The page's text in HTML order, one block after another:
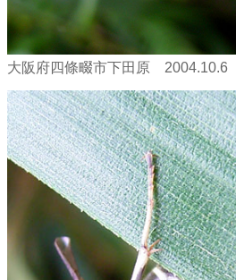
大阪府四條畷市下田原 2004.10.6